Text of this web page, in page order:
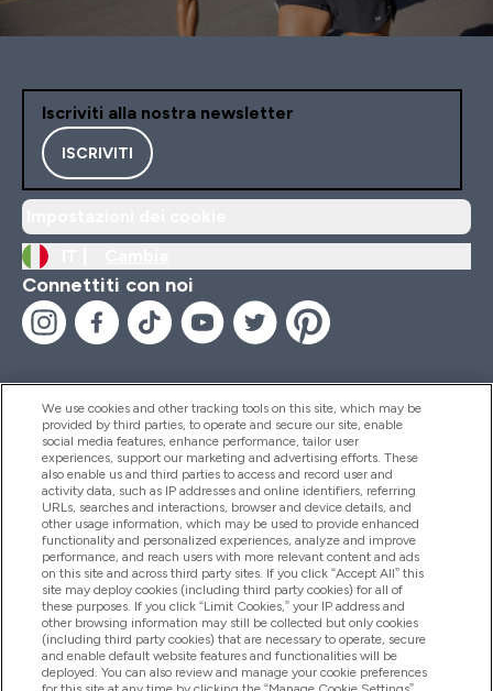
Iscriviti alla nostra newsletter
ISCRIVITI
Connettiti con noi
Aiuto & Informazioni
Prodotti
Chi Siamo
Fedeltà & Premi
We use cookies and other tracking tools on this site, which may be
provided by third parties, to operate and secure our site, enable
social media features, enhance performance, tailor user
experiences, support our marketing and advertising efforts. These
also enable us and third parties to access and record user and
activity data, such as IP addresses and online identifiers, referring
URLs, searches and interactions, browser and device details, and
other usage information, which may be used to provide enhanced
functionality and personalized experiences, analyze and improve
performance, and reach users with more relevant content and ads
on this site and across third party sites. If you click “Accept All” this
site may deploy cookies (including third party cookies) for all of
these purposes. If you click “Limit Cookies,” your IP address and
other browsing information may still be collected but only cookies
(including third party cookies) that are necessary to operate, secure
and enable default website features and functionalities will be
deployed. You can also review and manage your cookie preferences